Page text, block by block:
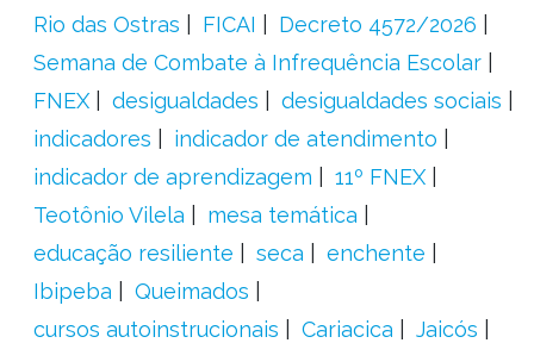
Rio das Ostras
FICAI
Decreto 4572/2026
Semana de Combate à Infrequência Escolar
FNEX
desigualdades
desigualdades sociais
indicadores
indicador de atendimento
indicador de aprendizagem
11º FNEX
Teotônio Vilela
mesa temática
educação resiliente
seca
enchente
Ibipeba
Queimados
cursos autoinstrucionais
Cariacica
Jaicós